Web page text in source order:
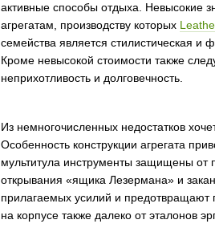
активные способы отдыха. Невысокие
агрегатам, производству которых
семейства является стилистическая
Кроме невысокой стоимости также
неприхотливость и долговечность.
Из немногочисленных недостатков
Особенность конструкции агрегата
мультитула инструменты защищены от
открывания «ящика Лезермана» и
прилагаемых усилий и предотвращают
на корпусе также далеко от эталонов